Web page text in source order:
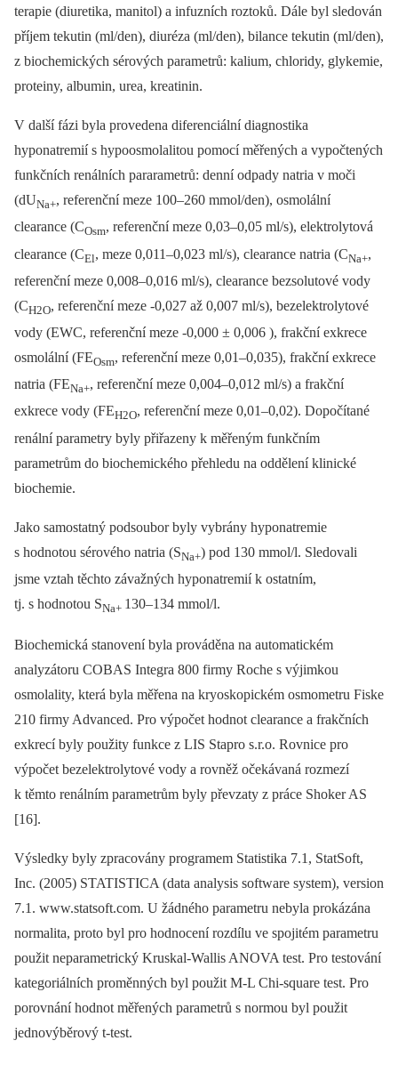
terapie (diuretika, manitol) a infuzních roztoků. Dále byl sledován
příjem tekutin (ml/den), diuréza (ml/den), bilance tekutin (ml/den),
z biochemických sérových parametrů: kalium, chloridy, glykemie,
proteiny, albumin, urea, kreatinin.
V další fázi byla provedena diferenciální diagnostika
hyponatremií s hypoosmolalitou pomocí měřených a vypočtených
funkčních renálních pararametrů: denní odpady natria v moči
(dUNa+, referenční meze 100–260 mmol/den), osmolální
clearance (COsm, referenční meze 0,03–0,05 ml/s), elektrolytová
clearance (CEl, meze 0,011–0,023 ml/s), clearance natria (CNa+,
referenční meze 0,008–0,016 ml/s), clearance bezsolutové vody
(CH2O, referenční meze -0,027 až 0,007 ml/s), bezelektrolytové
vody (EWC, referenční meze -0,000 ± 0,006 ), frakční exkrece
osmolální (FEOsm, referenční meze 0,01–0,035), frakční exkrece
natria (FENa+, referenční meze 0,004–0,012 ml/s) a frakční
exkrece vody (FEH2O, referenční meze 0,01–0,02). Dopočítané
renální parametry byly přiřazeny k měřeným funkčním
parametrům do biochemického přehledu na oddělení klinické
biochemie.
Jako samostatný podsoubor byly vybrány hyponatremie
s hodnotou sérového natria (SNa+) pod 130 mmol/l. Sledovali
jsme vztah těchto závažných hyponatremií k ostatním,
tj. s hodnotou SNa+ 130–134 mmol/l.
Biochemická stanovení byla prováděna na automatickém
analyzátoru COBAS Integra 800 firmy Roche s výjimkou
osmolality, která byla měřena na kryoskopickém osmometru Fiske
210 firmy Advanced. Pro výpočet hodnot clearance a frakčních
exkrecí byly použity funkce z LIS Stapro s.r.o. Rovnice pro
výpočet bezelektrolytové vody a rovněž očekávaná rozmezí
k těmto renálním parametrům byly převzaty z práce Shoker AS
[16].
Výsledky byly zpracovány programem Statistika 7.1, StatSoft,
Inc. (2005) STATISTICA (data analysis software system), version
7.1. www.statsoft.com. U žádného parametru nebyla prokázána
normalita, proto byl pro hodnocení rozdílu ve spojitém parametru
použit neparametrický Kruskal-Wallis ANOVA test. Pro testování
kategoriálních proměnných byl použit M-L Chi-square test. Pro
porovnání hodnot měřených parametrů s normou byl použit
jednovýběrový t-test.